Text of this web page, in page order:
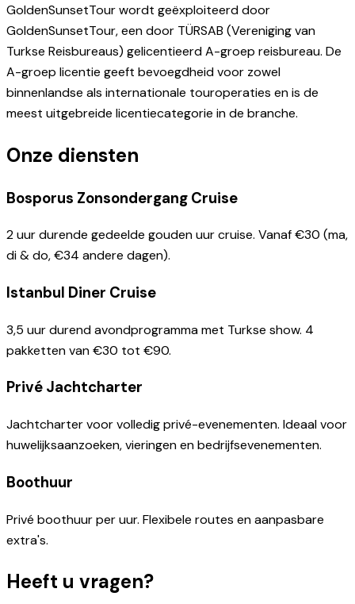
GoldenSunsetTour wordt geëxploiteerd door
GoldenSunsetTour, een door TÜRSAB (Vereniging van
Turkse Reisbureaus) gelicentieerd A-groep reisbureau. De
A-groep licentie geeft bevoegdheid voor zowel
binnenlandse als internationale touroperaties en is de
meest uitgebreide licentiecategorie in de branche.
Onze diensten
Bosporus Zonsondergang Cruise
2 uur durende gedeelde gouden uur cruise. Vanaf €30 (ma,
di & do, €34 andere dagen).
Istanbul Diner Cruise
3,5 uur durend avondprogramma met Turkse show. 4
pakketten van €30 tot €90.
Privé Jachtcharter
Jachtcharter voor volledig privé-evenementen. Ideaal voor
huwelijksaanzoeken, vieringen en bedrijfsevenementen.
Boothuur
Privé boothuur per uur. Flexibele routes en aanpasbare
extra's.
Heeft u vragen?